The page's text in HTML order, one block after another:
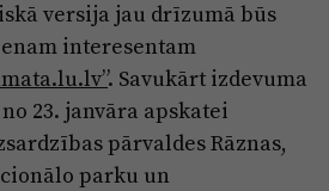
versija jau drīzumā būs
interesentam
. Savukārt izdevuma
23. janvāra apskatei
pārvaldes Rāznas,
parku un